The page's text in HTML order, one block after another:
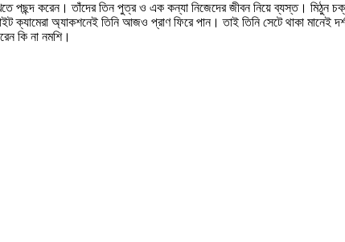
পছন্দ করেন। তাঁদের তিন পুত্র ও এক কন্যা নিজেদের জীবন নিয়ে ব্যস্ত। মিঠুন
ক্যামেরা অ্যাকশনেই তিনি আজও প্রাণ ফিরে পান। তাই তিনি সেটে থাকা মানেই
কি না নমশি।